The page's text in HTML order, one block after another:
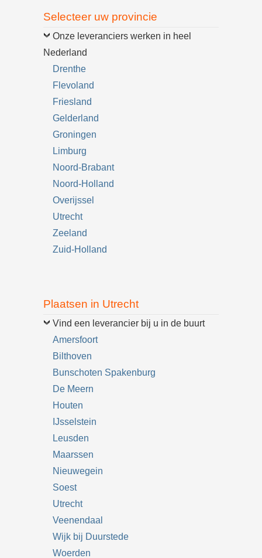
Selecteer uw provincie
Onze leveranciers werken in heel
Nederland
Drenthe
Flevoland
Friesland
Gelderland
Groningen
Limburg
Noord-Brabant
Noord-Holland
Overijssel
Utrecht
Zeeland
Zuid-Holland
Plaatsen in Utrecht
Vind een leverancier bij u in de buurt
Amersfoort
Bilthoven
Bunschoten Spakenburg
De Meern
Houten
IJsselstein
Leusden
Maarssen
Nieuwegein
Soest
Utrecht
Veenendaal
Wijk bij Duurstede
Woerden